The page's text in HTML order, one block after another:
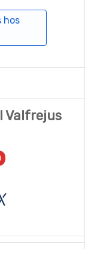
hos
Valfrejus